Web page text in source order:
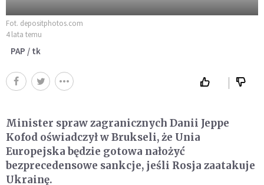
Fot. depositphotos.com
4 lata temu
PAP / tk
Minister spraw zagranicznych Danii Jeppe
Kofod oświadczył w Brukseli, że Unia
Europejska będzie gotowa nałożyć
bezprecedensowe sankcje, jeśli Rosja zaatakuje
Ukrainę.